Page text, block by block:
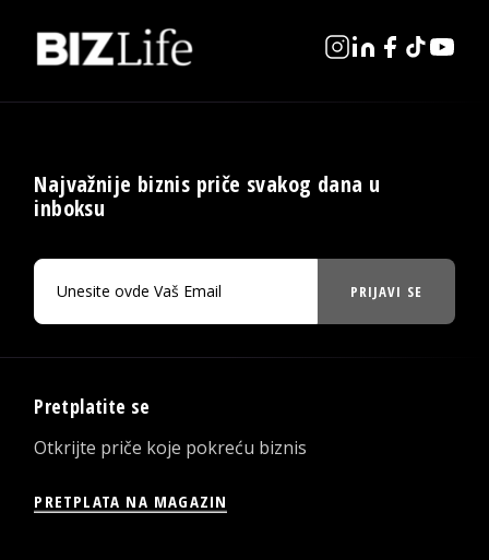
Najvažnije biznis priče svakog dana u
inboksu
PRIJAVI SE
Pretplatite se
Otkrijte priče koje pokreću biznis
PRETPLATA NA MAGAZIN